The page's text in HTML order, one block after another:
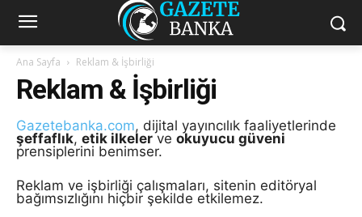
Ana Sayfa Reklam & İşbirliği
Reklam & İşbirliği
Gazetebanka.com, dijital yayıncılık faaliyetlerinde
şeffaflık, etik ilkelerve okuyucu güveni
prensiplerini benimser.
Reklam ve işbirliği çalışmaları, sitenin editöryal
bağımsızlığını hiçbir şekilde etkilemez.